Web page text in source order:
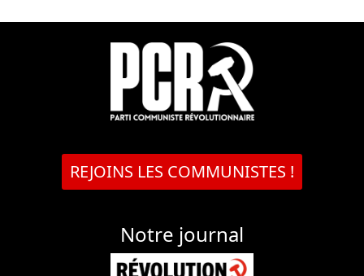
REJOINS LES COMMUNISTES !
Notre journal